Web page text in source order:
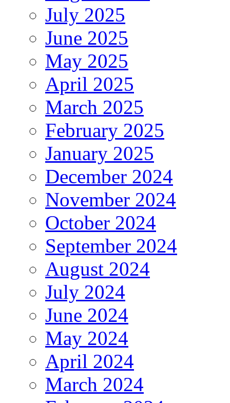
July 2025
June 2025
May 2025
April 2025
March 2025
February 2025
January 2025
December 2024
November 2024
October 2024
September 2024
August 2024
July 2024
June 2024
May 2024
April 2024
March 2024